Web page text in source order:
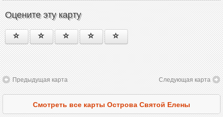
Оцените эту карту
Предыдущая карта Следующая карта
Смотреть все карты Острова Святой Елены